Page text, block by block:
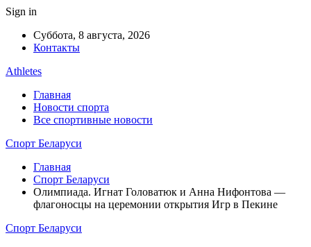
Sign in
Суббота, 8 августа, 2026
Контакты
Athletes
Главная
Новости спорта
Все спортивные новости
Спорт Беларуси
Главная
Спорт Беларуси
Олимпиада. Игнат Головатюк и Анна Нифонтова —
флагоносцы на церемонии открытия Игр в Пекине
Спорт Беларуси